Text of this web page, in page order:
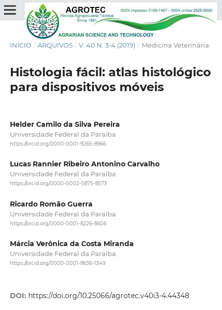
INÍCIO / ARQUIVOS / V. 40 N. 3-4 (2019) / Medicina Veterinária
Histologia fácil: atlas histológico
para dispositivos móveis
Helder Camilo da Silva Pereira
Universidade Federal da Paraíba
https://orcid.org/0000-0001-9265-8966
Lucas Rannier Ribeiro Antonino Carvalho
Universidade Federal da Paraíba
https://orcid.org/0000-0002-5875-8573
Ricardo Romão Guerra
Universidade Federal da Paraíba
https://orcid.org/0000-0001-8226-8606
Márcia Verônica da Costa Miranda
Universidade Federal da Paraíba
https://orcid.org/0000-0001-8636-1349
DOI: https://doi.org/10.25066/agrotec.v40i3-4.44348